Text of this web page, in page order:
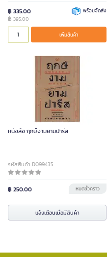
฿ 335.00
฿ 395.00
พร้อมจัดส่ง
เพิ่มสินค้า
หนังสือ ฤกษ์งามยามปารีส
รหัสสินค้า D099435
฿ 250.00 หมดชั่วคราว
แจ้งเตือนเมื่อมีสินค้า